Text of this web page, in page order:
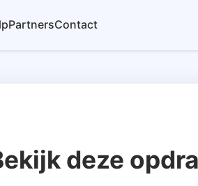
PartnersContact
deze